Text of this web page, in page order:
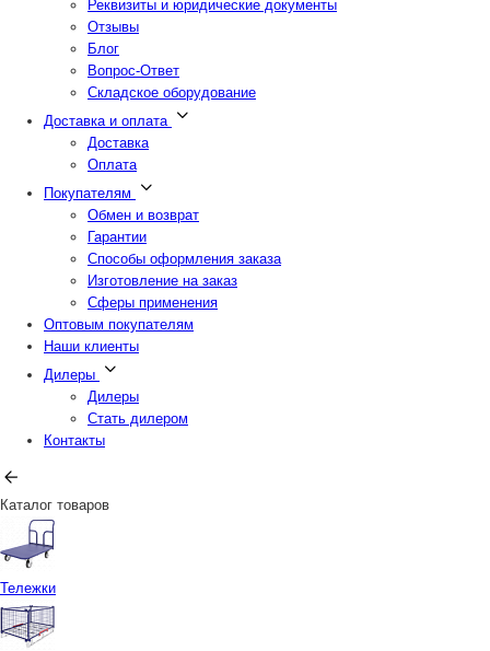
Реквизиты и юридические документы
Отзывы
Блог
Вопрос-Ответ
Складское оборудование
Доставка и оплата
Доставка
Оплата
Покупателям
Обмен и возврат
Гарантии
Способы оформления заказа
Изготовление на заказ
Сферы применения
Оптовым покупателям
Наши клиенты
Дилеры
Дилеры
Стать дилером
Контакты
Каталог товаров
Тележки